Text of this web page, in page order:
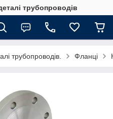
трубопроводів
трубопроводів. Фланці